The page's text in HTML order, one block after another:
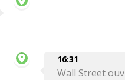
16:31
Wall Street